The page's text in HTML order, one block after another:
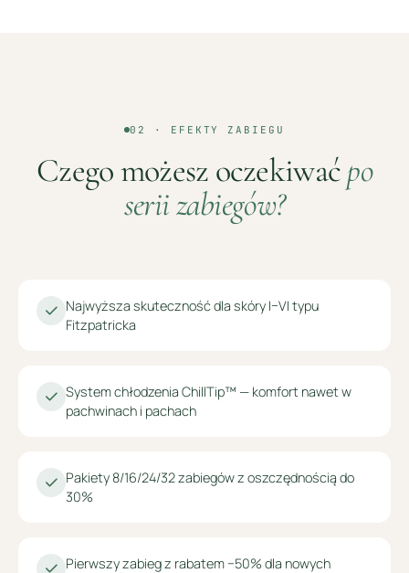
02 · EFEKTY ZABIEGU
Czego możesz oczekiwaćpo
serii zabiegów?
Najwyższa skuteczność dla skóry I–VI typu
Fitzpatricka
System chłodzenia ChillTip™ — komfort nawet w
pachwinach i pachach
Pakiety 8/16/24/32 zabiegów z oszczędnością do
30%
Pierwszy zabieg z rabatem −50% dla nowych